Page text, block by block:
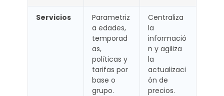
Servicios
Parametriz
a edades,
temporad
as,
políticas y
tarifas por
base o
grupo.
Centraliza
la
informació
n y agiliza
la
actualizaci
ón de
precios.